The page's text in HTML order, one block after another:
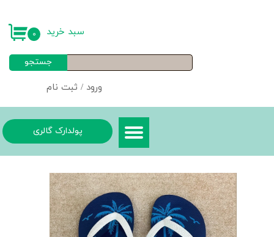
ورود / ثبت نام
خروج از حساب کاربری
جستجو
۰ سبد خرید
پولدارک گالری